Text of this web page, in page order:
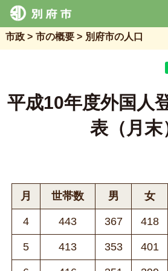
市政 市の概要 別府市の人口
平成10年度外国人
表（月末
月 世帯数 男 女
4 443 367 418
5 413 353 401